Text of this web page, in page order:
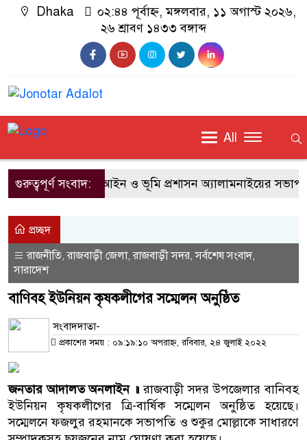
Dhaka
০২:৪৪ পূর্বাহ্ন, মঙ্গলবার, ১১ অগাস্ট ২০২৬,
২৬ শ্রাবণ ১৪৩৩ বঙ্গাব্দ
All
গুরুত্বপূর্ণ সংবাদ:জবি আইন ও ভূমি প্রশাসন অ্যালামনাইয়ের সভাপতি
প্রচ্ছদ
রাজনীতি,রাজবাড়ী জেলা,রাজবাড়ী সদর,সর্বশেষ সংবাদ,
সারাদেশ
বাণিবহ ইউনিয়ন কৃষকলীগের সম্মেলন অনুষ্ঠিত
সংবাদদাতা-
প্রকাশের সময় : ০৯:১৯:১০ অপরাহ্ন, রবিবার, ২৪ জুলাই ২০২২
জনতার আদালত অনলাইন ॥ রাজবাড়ী সদর উপজেলার বানিবহ
ইউনিয়ন কৃষকলীগের ত্রি-বার্ষিক সম্মেলন অনুষ্ঠিত হয়েছে।
সম্মেলনে ফজলুর রহমানকে সভাপতি ও শুকুর মোল্লাকে সাধারণে